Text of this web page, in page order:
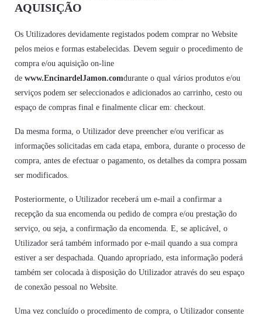
AQUISIÇÃO
Os Utilizadores devidamente registados podem comprar no Website
pelos meios e formas estabelecidas. Devem seguir o procedimento de
compra e/ou aquisição on-line
de www.EncinardelJamon.comdurante o qual vários produtos e/ou
serviços podem ser seleccionados e adicionados ao carrinho, cesto ou
espaço de compras final e finalmente clicar em: checkout.
Da mesma forma, o Utilizador deve preencher e/ou verificar as
informações solicitadas em cada etapa, embora, durante o processo de
compra, antes de efectuar o pagamento, os detalhes da compra possam
ser modificados.
Posteriormente, o Utilizador receberá um e-mail a confirmar a
recepção da sua encomenda ou pedido de compra e/ou prestação do
serviço, ou seja, a confirmação da encomenda. E, se aplicável, o
Utilizador será também informado por e-mail quando a sua compra
estiver a ser despachada. Quando apropriado, esta informação poderá
também ser colocada à disposição do Utilizador através do seu espaço
de conexão pessoal no Website.
Uma vez concluído o procedimento de compra, o Utilizador consente